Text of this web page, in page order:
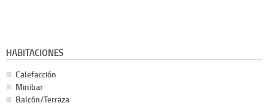
HABITACIONES
Calefacción
Minibar
Balcón/Terraza